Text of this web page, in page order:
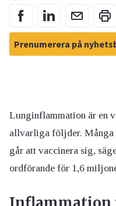
Prenumerera på
Lunginflammation är en
allvarliga följder. Många
går att vaccinera sig,
ordförande för 1,6